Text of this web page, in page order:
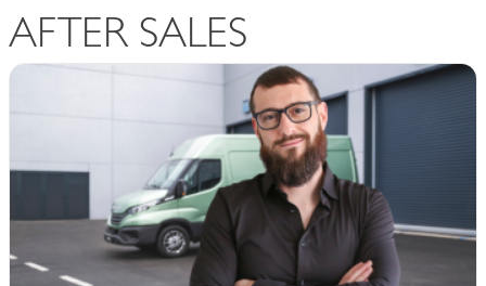
AFTER SALES